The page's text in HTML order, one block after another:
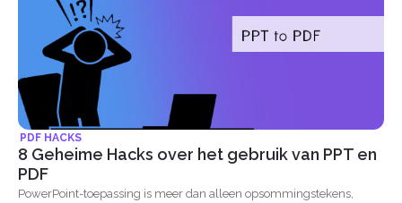
PDF HACKS
8 Geheime Hacks over het gebruik van PPT en
PDF
PowerPoint-toepassing is meer dan alleen opsommingstekens,